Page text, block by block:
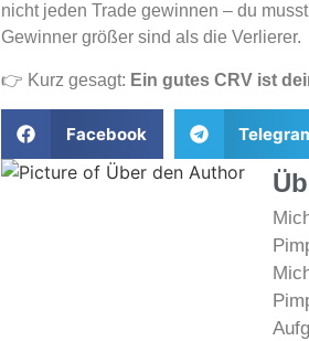
nicht jeden Trade gewinnen – du
Gewinner größer sind als die Verlierer.
👉 Kurz gesagt: Ein gutes CRV ist
Facebook